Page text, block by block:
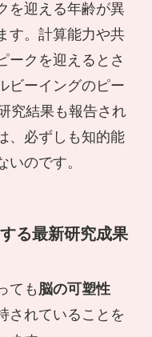
を迎える年齢が異
す。計算能力や共
ークを迎えるとさ
ビーイングのピー
究結果も報告され
、必ずしも知的能
のです。
る最新研究成果
ても 脳の可塑性
されていることを